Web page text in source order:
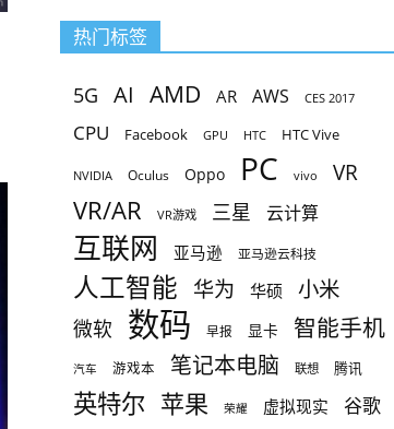
热门标签
5G AI AMD AR AWS CES 2017
CPU Facebook GPU HTC HTC Vive
NVIDIA Oculus Oppo PC vivo VR
VR/AR VR游戏 三星 云计算
互联网 亚马逊 亚马逊云科技
人工智能 华为 华硕 小米
微软 数码 早报 显卡 智能手机
汽车 游戏本 笔记本电脑 联想 腾讯
英特尔 苹果 荣耀 虚拟现实 谷歌